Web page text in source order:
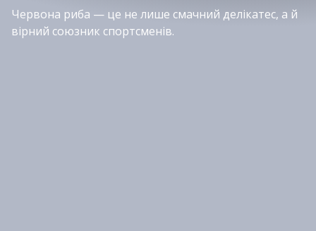
Червона риба — це не лише смачний делікатес, а й
вірний союзник спортсменів.